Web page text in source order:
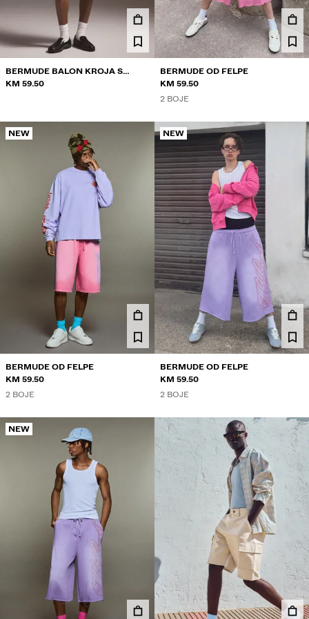
BERMUDE BALON KROJA S
UŠICIMA
KM 59.50
BERMUDE OD FELPE
KM 59.50
2 BOJE
NEW
BERMUDE OD FELPE
KM 59.50
2 BOJE
NEW
BERMUDE OD FELPE
KM 59.50
2 BOJE
NEW
SETS
KOSTIMI
DANI RASPRODAJE
SELLERS
PRICES
PROJEKTI
MUSIC
DAROVNA KARTICA NEWSLETTER POMOĆ